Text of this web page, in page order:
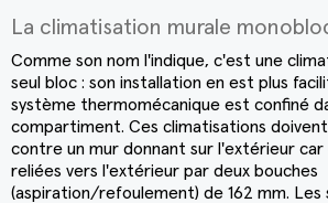
La climatisation murale
Comme son nom l'indique, c'est une
seul bloc : son installation en est plus
système thermomécanique est confiné
compartiment. Ces climatisations
contre un mur donnant sur l'extérieur
reliées vers l'extérieur par deux bouches
(aspiration/refoulement) de 162 mm. Les